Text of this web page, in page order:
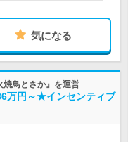
気になる
焼鳥とさか』を運営
万円～★インセンティブ